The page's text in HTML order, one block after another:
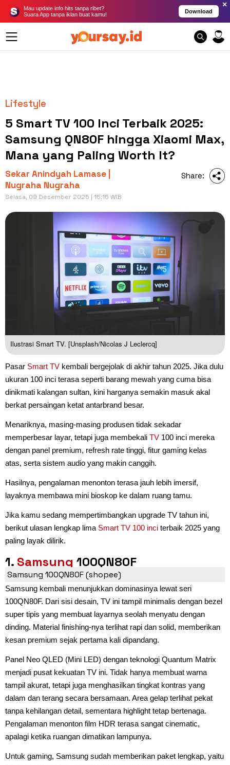
Mau update info hits tanpa ribet?
Suara App tanpa iklan buat kamu!
Download
×
Lifestyle
5 Smart TV 100 Inci Terbaik 2025:
Samsung QN80F hingga Xiaomi Max,
Mana yang Paling Worth It?
Sekar Anindyah Lamase |
Nugraha Nugraha
Selasa, 09 Desember 2025 | 15:15 WIB
Share:
Ilustrasi Smart TV. [Unsplash/Nicolas J Leclercq]
Pasar Smart TV kembali bergejolak di akhir tahun 2025. Jika dulu
ukuran 100 inci terasa seperti barang mewah yang cuma bisa
dinikmati kalangan sultan, kini harganya semakin masuk akal
berkat persaingan ketat antarbrand besar.
Menariknya, masing-masing produsen tidak sekadar
memperbesar layar, tetapi juga membekali TV 100 inci mereka
dengan panel premium, refresh rate tinggi, fitur gaming kelas
atas, serta sistem audio yang makin canggih.
Hasilnya, pengalaman menonton terasa jauh lebih imersif,
layaknya membawa mini bioskop ke dalam ruang tamu.
Jika kamu sedang mempertimbangkan upgrade TV tahun ini,
berikut ulasan lengkap lima Smart TV 100 inci terbaik 2025 yang
paling layak dilirik.
1. Samsung 100QN80F
Samsung 100QN80F (shopee)
Samsung kembali menunjukkan dominasinya lewat seri
100QN80F. Dari sisi desain, TV ini tampil minimalis dengan bezel
super tipis yang membuat layarnya seolah menyatu dengan
dinding. Material finishing-nya terlihat rapi dan solid, memberikan
kesan premium sejak pertama kali dipandang.
Panel Neo QLED (Mini LED) dengan teknologi Quantum Matrix
menjadi pusat kekuatan TV ini. Tidak hanya membuat warna
tampil akurat, tetapi juga menghasilkan tingkat kontras yang
dalam dan terang secara bersamaan. Area gelap terlihat pekat
tanpa kehilangan detail, sementara highlight tetap bertenaga.
Pengalaman menonton film HDR terasa sangat cinematic,
apalagi ketika ruangan dimatikan lampunya.
Untuk gaming, Samsung sudah memberikan paket lengkap, yaitu